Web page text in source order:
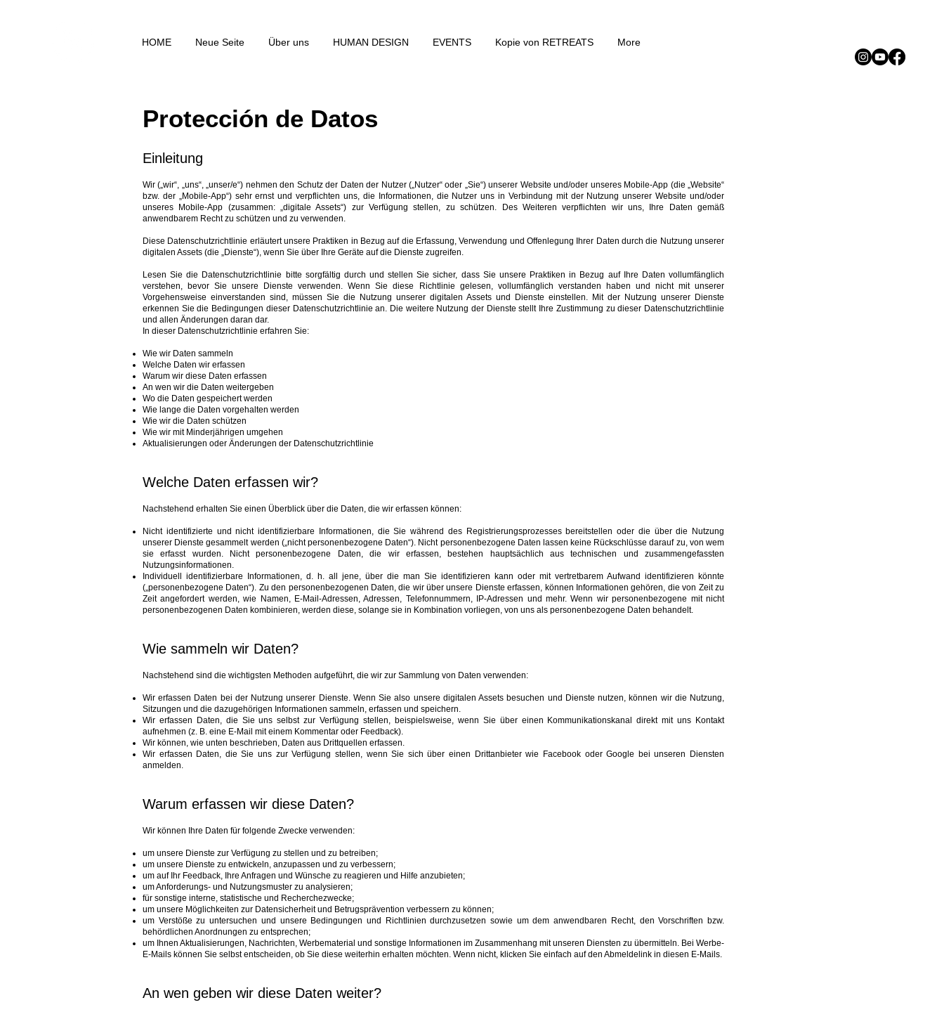
HOME Neue Seite Über uns HUMAN DESIGN EVENTS Kopie von RETREATS More
Protección de Datos
Einleitung
Wir („wir“, „uns“, „unser/e“) nehmen den Schutz der Daten der Nutzer („Nutzer“ oder „Sie“) unserer Website und/oder unseres Mobile-App (die „Website“
bzw. der „Mobile-App“) sehr ernst und verpflichten uns, die Informationen, die Nutzer uns in Verbindung mit der Nutzung unserer Website und/oder
unseres Mobile-App (zusammen: „digitale Assets“) zur Verfügung stellen, zu schützen. Des Weiteren verpflichten wir uns, Ihre Daten gemäß
anwendbarem Recht zu schützen und zu verwenden.
Diese Datenschutzrichtlinie erläutert unsere Praktiken in Bezug auf die Erfassung, Verwendung und Offenlegung Ihrer Daten durch die Nutzung unserer
digitalen Assets (die „Dienste“), wenn Sie über Ihre Geräte auf die Dienste zugreifen.
Lesen Sie die Datenschutzrichtlinie bitte sorgfältig durch und stellen Sie sicher, dass Sie unsere Praktiken in Bezug auf Ihre Daten vollumfänglich
verstehen, bevor Sie unsere Dienste verwenden. Wenn Sie diese Richtlinie gelesen, vollumfänglich verstanden haben und nicht mit unserer
Vorgehensweise einverstanden sind, müssen Sie die Nutzung unserer digitalen Assets und Dienste einstellen. Mit der Nutzung unserer Dienste
erkennen Sie die Bedingungen dieser Datenschutzrichtlinie an. Die weitere Nutzung der Dienste stellt Ihre Zustimmung zu dieser Datenschutzrichtlinie
und allen Änderungen daran dar.
In dieser Datenschutzrichtlinie erfahren Sie:
Wie wir Daten sammeln
Welche Daten wir erfassen
Warum wir diese Daten erfassen
An wen wir die Daten weitergeben
Wo die Daten gespeichert werden
Wie lange die Daten vorgehalten werden
Wie wir die Daten schützen
Wie wir mit Minderjährigen umgehen
Aktualisierungen oder Änderungen der Datenschutzrichtlinie
Welche Daten erfassen wir?
Nachstehend erhalten Sie einen Überblick über die Daten, die wir erfassen können:
Nicht identifizierte und nicht identifizierbare Informationen, die Sie während des Registrierungsprozesses bereitstellen oder die über die Nutzung
unserer Dienste gesammelt werden („nicht personenbezogene Daten“). Nicht personenbezogene Daten lassen keine Rückschlüsse darauf zu, von wem
sie erfasst wurden. Nicht personenbezogene Daten, die wir erfassen, bestehen hauptsächlich aus technischen und zusammengefassten
Nutzungsinformationen.
Individuell identifizierbare Informationen, d. h. all jene, über die man Sie identifizieren kann oder mit vertretbarem Aufwand identifizieren könnte
(„personenbezogene Daten“). Zu den personenbezogenen Daten, die wir über unsere Dienste erfassen, können Informationen gehören, die von Zeit zu
Zeit angefordert werden, wie Namen, E-Mail-Adressen, Adressen, Telefonnummern, IP-Adressen und mehr. Wenn wir personenbezogene mit nicht
personenbezogenen Daten kombinieren, werden diese, solange sie in Kombination vorliegen, von uns als personenbezogene Daten behandelt.
Wie sammeln wir Daten?
Nachstehend sind die wichtigsten Methoden aufgeführt, die wir zur Sammlung von Daten verwenden:
Wir erfassen Daten bei der Nutzung unserer Dienste. Wenn Sie also unsere digitalen Assets besuchen und Dienste nutzen, können wir die Nutzung,
Sitzungen und die dazugehörigen Informationen sammeln, erfassen und speichern.
Wir erfassen Daten, die Sie uns selbst zur Verfügung stellen, beispielsweise, wenn Sie über einen Kommunikationskanal direkt mit uns Kontakt
aufnehmen (z. B. eine E-Mail mit einem Kommentar oder Feedback).
Wir können, wie unten beschrieben, Daten aus Drittquellen erfassen.
Wir erfassen Daten, die Sie uns zur Verfügung stellen, wenn Sie sich über einen Drittanbieter wie Facebook oder Google bei unseren Diensten
anmelden.
Warum erfassen wir diese Daten?
Wir können Ihre Daten für folgende Zwecke verwenden:
um unsere Dienste zur Verfügung zu stellen und zu betreiben;
um unsere Dienste zu entwickeln, anzupassen und zu verbessern;
um auf Ihr Feedback, Ihre Anfragen und Wünsche zu reagieren und Hilfe anzubieten;
um Anforderungs- und Nutzungsmuster zu analysieren;
für sonstige interne, statistische und Recherchezwecke;
um unsere Möglichkeiten zur Datensicherheit und Betrugsprävention verbessern zu können;
um Verstöße zu untersuchen und unsere Bedingungen und Richtlinien durchzusetzen sowie um dem anwendbaren Recht, den Vorschriften bzw.
behördlichen Anordnungen zu entsprechen;
um Ihnen Aktualisierungen, Nachrichten, Werbematerial und sonstige Informationen im Zusammenhang mit unseren Diensten zu übermitteln. Bei Werbe-
E-Mails können Sie selbst entscheiden, ob Sie diese weiterhin erhalten möchten. Wenn nicht, klicken Sie einfach auf den Abmeldelink in diesen E-Mails.
An wen geben wir diese Daten weiter?